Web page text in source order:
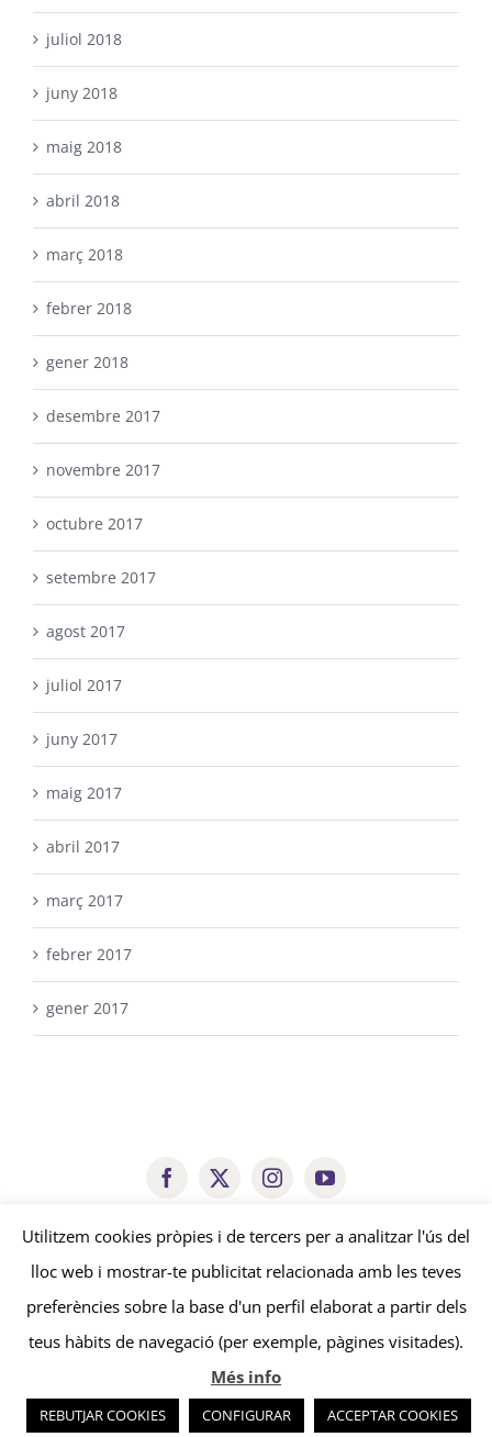
juliol 2018
juny 2018
maig 2018
abril 2018
març 2018
febrer 2018
gener 2018
desembre 2017
novembre 2017
octubre 2017
setembre 2017
agost 2017
juliol 2017
juny 2017
maig 2017
abril 2017
març 2017
febrer 2017
gener 2017
© Copyright2026 | Aresta Cooperativa |Avís legal-Política de
privacitat
- Política de cookies edissenys & sonosmedia
Utilitzem cookies pròpies i de tercers per a analitzar l'ús del
lloc web i mostrar-te publicitat relacionada amb les teves
preferències sobre la base d'un perfil elaborat a partir dels
teus hàbits de navegació (per exemple, pàgines visitades).
Més info
REBUTJAR COOKIES CONFIGURAR ACCEPTAR COOKIES